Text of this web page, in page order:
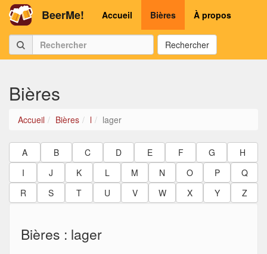
BeerMe! Accueil Bières À propos
Rechercher
Bières
Accueil Bières l lager
A B C D E F G
H
I
J K L M N O P
Q
R
S T U V W X Y Z
Bières : lager